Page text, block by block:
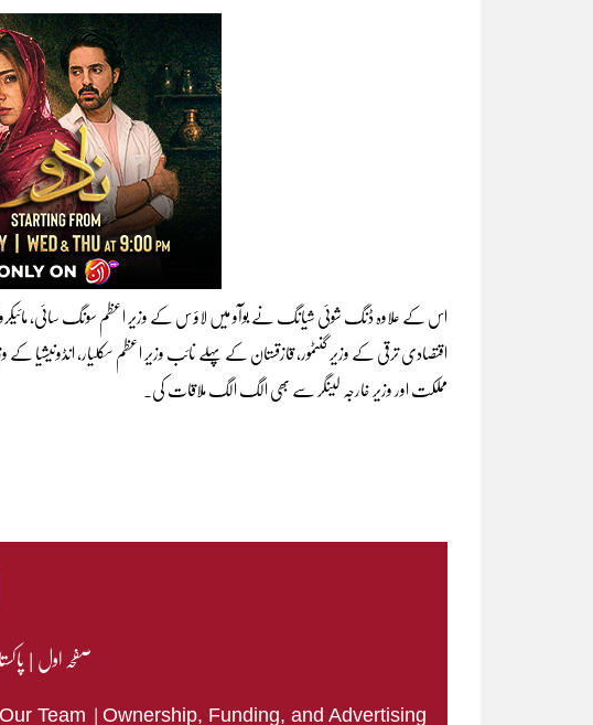
اس کے علاوہ ڈنگ شوئی شیانگ نے بوآو میں لاؤ س کے وزیر اعظم سونگ سائی،
اقتصادی ترقی کے وزیر گنٹمور، قازقستان کے پہلے نائب وزیر اعظم سکلیار، انڈونیشیا کے
مملکت اور وزیر خارجہ لینگر سے بھی الگ الگ ملاقات کی۔
صفحہ اول|
Our Team | Ownership, Funding, and Advertising